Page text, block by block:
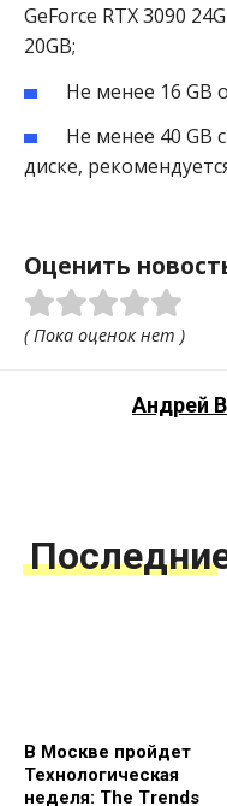
GeForce RTX 3090
20GB;
Не менее 16 GB
Не менее 40 GB
диске,
Оценить
( Пока оценок нет )
Андрей
В Москве пройдет
Технологическая
неделя: The Trends